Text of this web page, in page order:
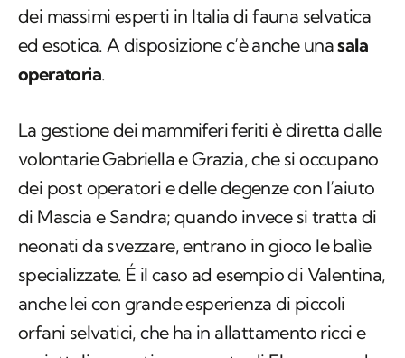
dei massimi esperti in Italia di fauna selvatica
ed esotica. A disposizione c’è anche unasala
operatoria.
La gestione dei mammiferi feriti è diretta dalle
volontarie Gabriella e Grazia, che si occupano
dei post operatori e delle degenze con l’aiuto
di Mascia e Sandra; quando invece si tratta di
neonati da svezzare, entrano in gioco le balìe
specializzate. É il caso ad esempio di Valentina,
anche lei con grande esperienza di piccoli
orfani selvatici, che ha in allattamento ricci e